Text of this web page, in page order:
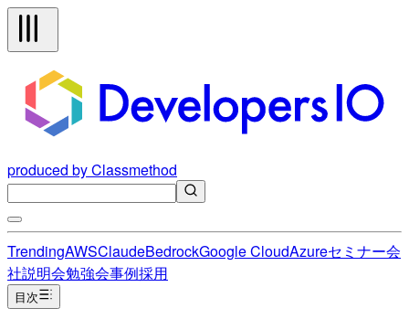
produced by Classmethod
TrendingAWSClaudeBedrockGoogle CloudAzureセミナー会
社説明会勉強会事例採用
目次